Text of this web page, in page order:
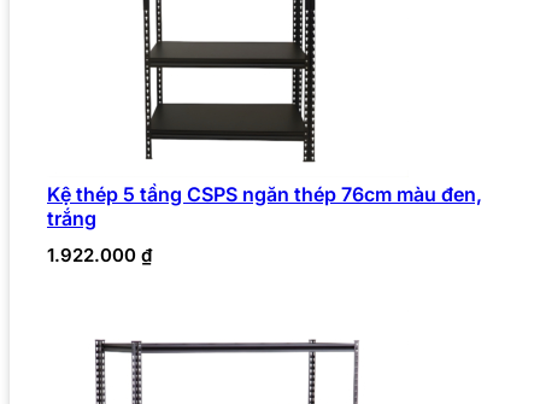
Kệ thép 5 tầng CSPS ngăn thép 76cm màu đen,
trắng
1.922.000 ₫